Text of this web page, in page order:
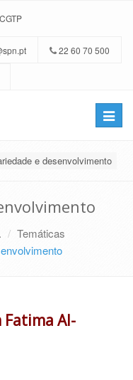
CGTP
22 60 70 500
Toggle
e desenvolvimento
Temáticas
Al-